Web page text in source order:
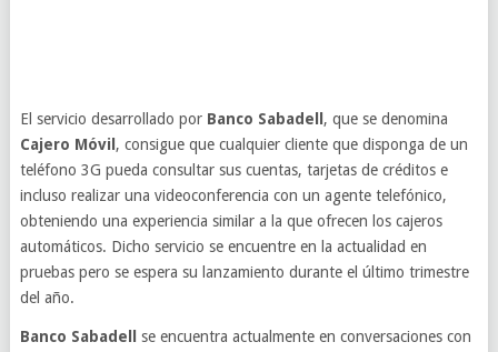
El servicio desarrollado por Banco Sabadell , que se denomina
Cajero Móvil , consigue que cualquier cliente que disponga de un
teléfono 3G pueda consultar sus cuentas, tarjetas de créditos e
incluso realizar una videoconferencia con un agente telefónico,
obteniendo una experiencia similar a la que ofrecen los cajeros
automáticos. Dicho servicio se encuentre en la actualidad en
pruebas pero se espera su lanzamiento durante el último trimestre
del año.
Banco Sabadell
se encuentra actualmente en conversaciones con